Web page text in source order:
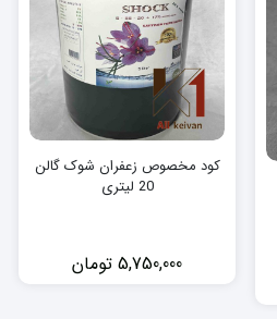
کود مخصوص زعفران شوک گالن
20 لیتری
5,750,000 تومان